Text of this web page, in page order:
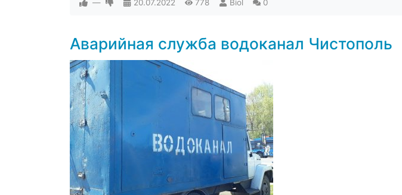
— 20.07.2022 778 Biol 0
Аварийная служба водоканал Чистополь